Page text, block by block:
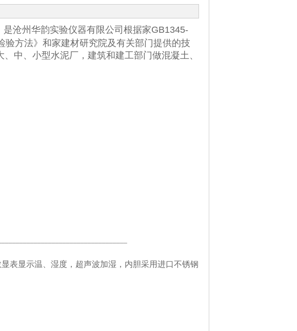
是沧州华韵实验仪器有限公司根据家GB1345-
方法》和家建材研究院及有关部门提供的技
中、小型水泥厂，建筑和建工部门做混凝土、
表显示温、湿度，超声波加湿，内胆采用进口不锈钢